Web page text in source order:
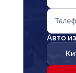
Авто из